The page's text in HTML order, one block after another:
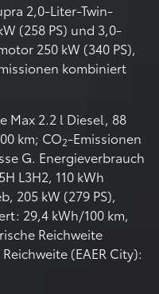
2,0-Liter-Twin-
(258 PS) und 3,0-
250 kW (340 PS),
kombiniert
Max 2.2 l Diesel, 88
km; CO2-Emissionen
G. Energieverbrauch
L3H2, 110 kWh
205 kW (279 PS),
29,4 kWh/100 km,
Reichweite
(EAER City):